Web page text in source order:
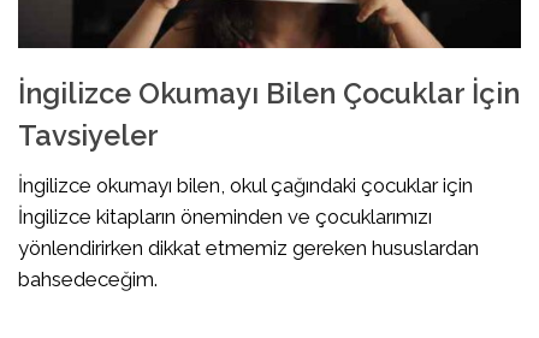
İngilizce Okumayı Bilen Çocuklar İçin
Tavsiyeler
İngilizce okumayı bilen, okul çağındaki çocuklar için
İngilizce kitapların öneminden ve çocuklarımızı
yönlendirirken dikkat etmemiz gereken hususlardan
bahsedeceğim.